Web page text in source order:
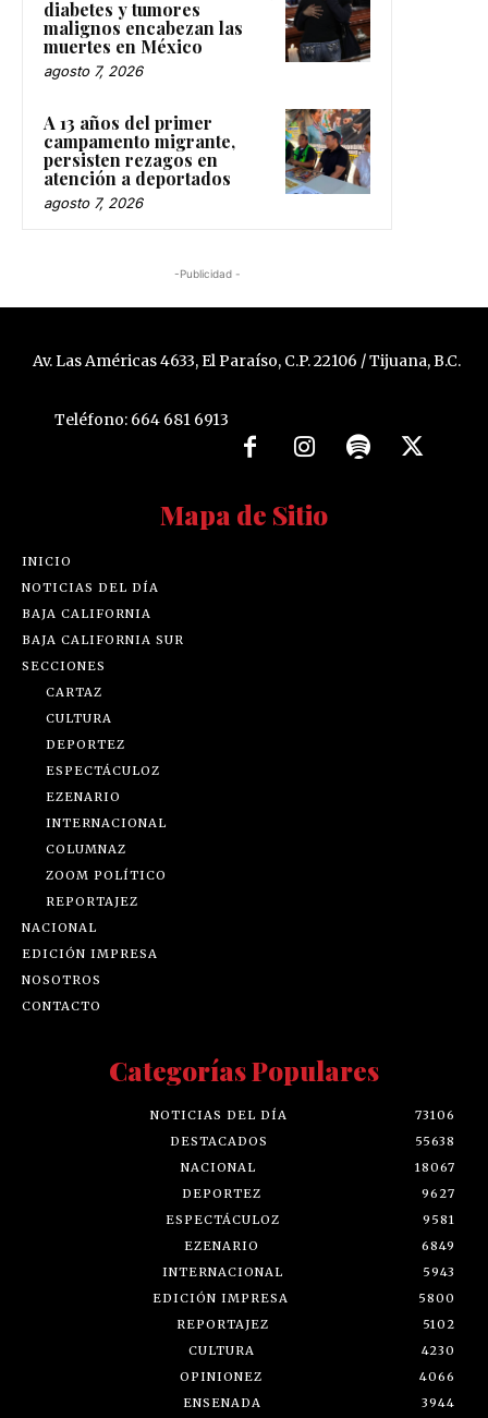
diabetes y tumores
malignos encabezan las
muertes en México
agosto 7, 2026
A 13 años del primer
campamento migrante,
persisten rezagos en
atención a deportados
agosto 7, 2026
-Publicidad -
Av. Las Américas 4633, El Paraíso, C.P. 22106 / Tijuana, B.C.
Teléfono: 664 681 6913
Mapa de Sitio
INICIO
NOTICIAS DEL DÍA
BAJA CALIFORNIA
BAJA CALIFORNIA SUR
SECCIONES
CARTAZ
CULTURA
DEPORTEZ
ESPECTÁCULOZ
EZENARIO
INTERNACIONAL
COLUMNAZ
ZOOM POLÍTICO
REPORTAJEZ
NACIONAL
EDICIÓN IMPRESA
NOSOTROS
CONTACTO
Categorías Populares
NOTICIAS DEL DÍA
73106
DESTACADOS
55638
NACIONAL
18067
DEPORTEZ
9627
ESPECTÁCULOZ
9581
EZENARIO
6849
INTERNACIONAL
5943
EDICIÓN IMPRESA
5800
REPORTAJEZ
5102
CULTURA
4230
OPINIONEZ
4066
ENSENADA
3944